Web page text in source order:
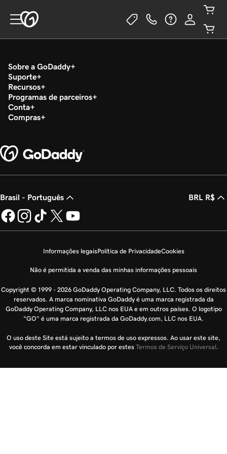
Sobre a GoDaddy
Suporte
Recursos
Programas de parceiros
Conta
Compras
Brasil - Português BRL R$
Informações legaisPolítica de PrivacidadeCookies
Não é permitida a venda das minhas informações pessoais
Copyright © 1999 - 2026 GoDaddy Operating Company, LLC. Todos os direitos
reservados. A marca nominativa GoDaddy é uma marca registrada da
GoDaddy Operating Company, LLC nos EUA e em outros países. O logotipo
“GO” é uma marca registrada da GoDaddy.com, LLC nos EUA.
O uso deste Site está sujeito a termos de uso expressos. Ao usar este site,
você concorda em estar vinculado por estes Termos de Serviço Universal.